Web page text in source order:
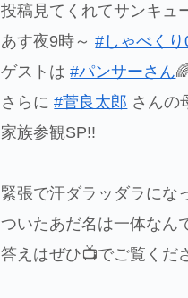
投稿見てくれてサンキュ
あす夜9時～#しゃべくり
ゲストは#パンサーさん
さらに#菅良太郎 さんの
家族参観SP!!
緊張で汗ダラッダラにな
ついたあだ名は一体なん
答えはぜひ📺でご覧くだ